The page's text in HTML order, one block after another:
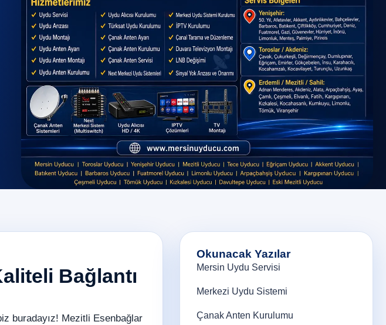
Bağlantı
buradayız! Mezitli Esenbağlar
Okunacak Yazılar
Mersin Uydu Servisi
Merkezi Uydu Sistemi
Çanak Anten Kurulumu